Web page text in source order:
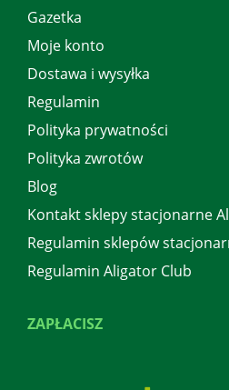
Gazetka
Moje konto
Dostawa i wysyłka
Regulamin
Polityka prywatności
Polityka zwrotów
Blog
Kontakt sklepy stacjonarne
Regulamin sklepów
Regulamin Aligator Club
ZAPŁACISZ